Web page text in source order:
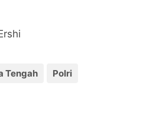
Tengah Polri